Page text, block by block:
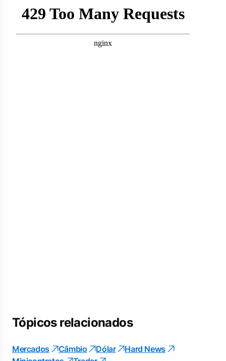
Tópicos relacionados
Mercados Câmbio Dólar
Hard News